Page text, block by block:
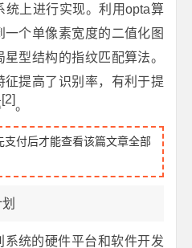
统上进行实现。利用opta算
个单像素宽度的二值化图
型结构的指纹匹配算法。
提高了识别率，有利于提
[2]。
付后才能查看该篇文章全部
统的硬件平台和软件开发